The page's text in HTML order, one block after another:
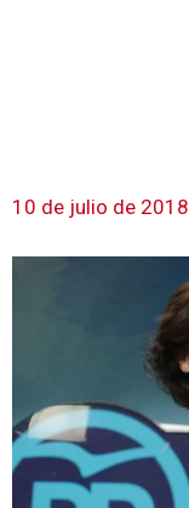
10 de julio de 2018